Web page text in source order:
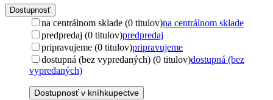
Dostupnosť
na centrálnom sklade (0 titulov)na centrálnom sklade
predpredaj (0 titulov)predpredaj
pripravujeme (0 titulov)pripravujeme
dostupná (bez vypredaných) (0 titulov)dostupná (bez
vypredaných)
Dostupnosť v kníhkupectve